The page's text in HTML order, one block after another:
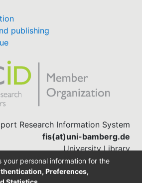
publishing
Research Information System
fis(at)uni-bamberg.de
University Library
(0951) 863-1568
your personal information for the
Preferences,